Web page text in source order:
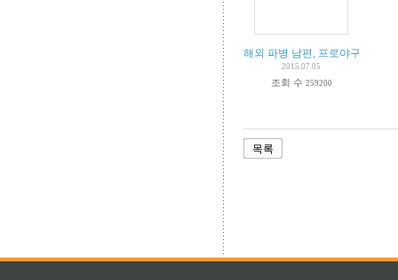
해외 파병 남편, 프로야구 포수
2015.07.05
조회 수 259200
목록